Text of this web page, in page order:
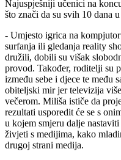
Najuspješniji učenici na
što znači da su svih 10 dana
- Umjesto igrica na
surfanja ili gledanja reality
družili, dobili su višak
provod. Također, roditelji su
između sebe i djece te među
obiteljski mir jer televizija
večerom. Miliša ističe da
rezultati usporedit će se s
u kojem smjeru dalje
živjeti s medijima, kako
drugoj strani medija.